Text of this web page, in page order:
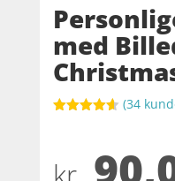
med
baseret på
kundebedø
(34